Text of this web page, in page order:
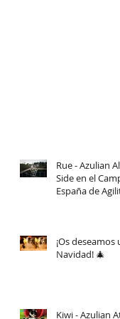
Rue - Azulian
Side en el
España de
¡Os deseamos
Navidad! 🎄
Kiwi - Azulian